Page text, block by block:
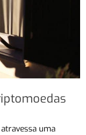
uma